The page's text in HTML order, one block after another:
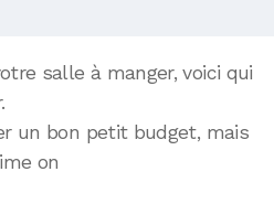
salle à manger, voici qui
un bon petit budget, mais
on